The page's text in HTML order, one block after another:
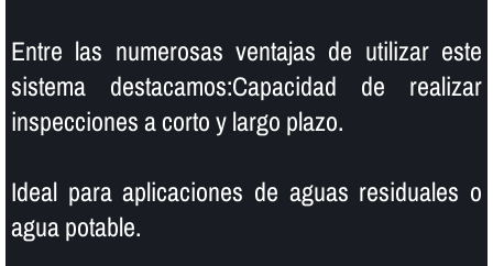
Entre las numerosas ventajas de utilizar este
sistema destacamos:Capacidad de realizar
inspecciones a corto y largo plazo.
Ideal para aplicaciones de aguas residuales o
agua potable.